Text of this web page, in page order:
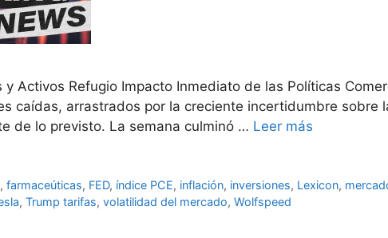
Activos Refugio Impacto Inmediato de las Políticas
caídas, arrastrados por la creciente incertidumbre sobre
de lo previsto. La semana culminó … Leer más
,farmaceúticas, FED, índice PCE, inflación, inversiones, Lexicon,
, Trump tarifas, volatilidad del mercado, Wolfspeed